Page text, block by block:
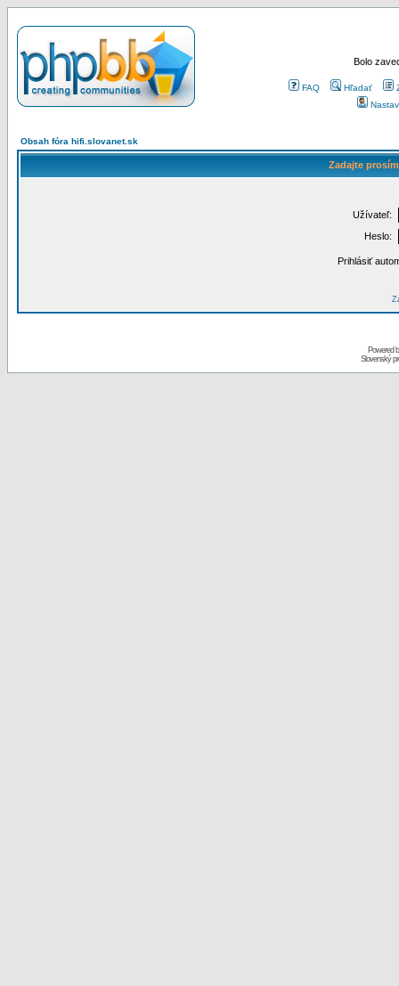
Bolo
FAQ Hľadať
Obsah fóra hifi.slovanet.sk
Zadajte
Užívateľ:
Heslo:
Prihlásiť
Powered
Slovenský